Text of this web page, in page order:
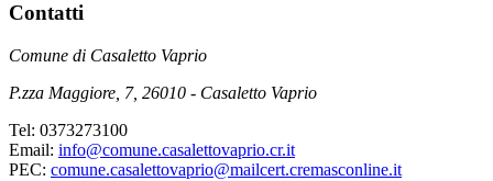
Contatti
Comune di Casaletto Vaprio
P.zza Maggiore, 7, 26010 - Casaletto Vaprio
Tel: 0373273100
Email: info@comune.casalettovaprio.cr.it
PEC: comune.casalettovaprio@mailcert.cremasconline.it